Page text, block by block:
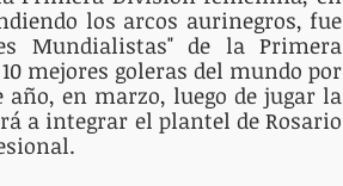
los arcos aurinegros, fue
Mundialistas" de la Primera
mejores goleras del mundo por
en marzo, luego de jugar la
a integrar el plantel de Rosario